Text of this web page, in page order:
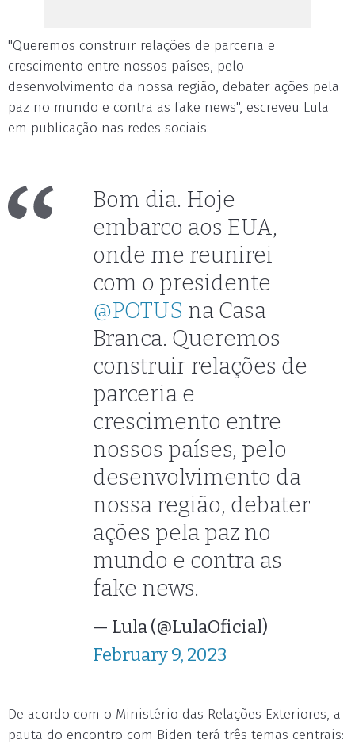
"Queremos construir relações de parceria e
crescimento entre nossos países, pelo
desenvolvimento da nossa região, debater ações pela
paz no mundo e contra as fake news", escreveu Lula
em publicação nas redes sociais.
Bom dia. Hoje
embarco aos EUA,
onde me reunirei
com o presidente
@POTUS na Casa
Branca. Queremos
construir relações de
parceria e
crescimento entre
nossos países, pelo
desenvolvimento da
nossa região, debater
ações pela paz no
mundo e contra as
fake news.
— Lula (@LulaOficial)
February 9, 2023
De acordo com o Ministério das Relações Exteriores, a
pauta do encontro com Biden terá três temas centrais: